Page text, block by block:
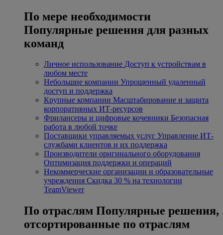
По мере необходимости
Популярные решения для разных
команд
Личное использование Доступ к устройствам в
любом месте
Небольшие компании Упрощенный удаленный
доступ и поддержка
Крупные компании Масштабирование и защита
корпоративных ИТ-ресурсов
Фрилансеры и цифровые кочевники Безопасная
работа в любой точке
Поставщики управляемых услуг Управление ИТ-
службами клиентов и их поддержка
Производители оригинального оборудования
Оптимизация поддержки и операций
Некоммерческие организации и образовательные
учреждения Скидка 30 % на технологии
TeamViewer
По отраслям Популярные решения,
отсортированные по отраслям